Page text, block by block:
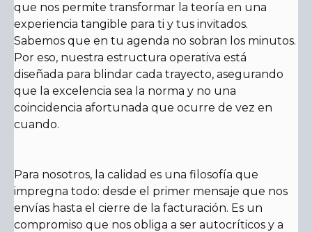
que nos permite transformar la teoría en una
experiencia tangible para ti y tus invitados.
Sabemos que en tu agenda no sobran los minutos.
Por eso, nuestra estructura operativa está
diseñada para blindar cada trayecto, asegurando
que la excelencia sea la norma y no una
coincidencia afortunada que ocurre de vez en
cuando.
Para nosotros, la calidad es una filosofía que
impregna todo: desde el primer mensaje que nos
envías hasta el cierre de la facturación. Es un
compromiso que nos obliga a ser autocríticos y a